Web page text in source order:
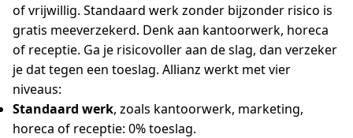
of vrijwillig. Standaard werk zonder bijzonder risico is
gratis meeverzekerd. Denk aan kantoorwerk, horeca
of receptie. Ga je risicovoller aan de slag, dan verzeker
je dat tegen een toeslag. Allianz werkt met vier
niveaus:
Standaard werk, zoals kantoorwerk, marketing,
horeca of receptie: 0% toeslag.